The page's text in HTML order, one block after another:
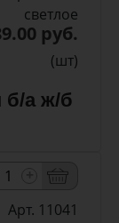
светлое
руб.
(шт)
б/а ж/б
Арт. 11041